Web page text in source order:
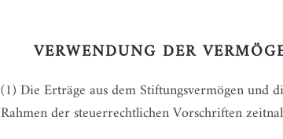
VERWENDUNG DER
(1) Die Erträge aus dem Stiftungsvermögen und
Rahmen der steuerrechtlichen Vorschriften